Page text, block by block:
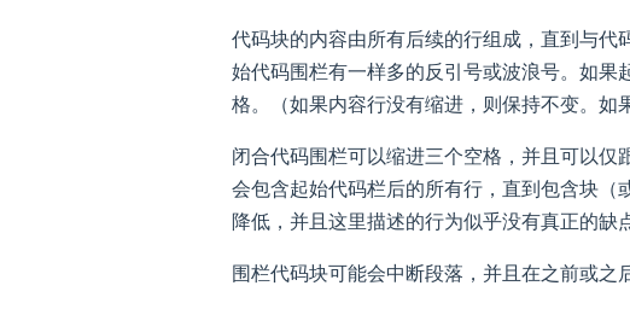
代码块的内容由所有后续的行组成，直到与
始代码围栏有一样多的反引号或波浪号。如
格。（如果内容行没有缩进，则保持不变。如
闭合代码围栏可以缩进三个空格，并且可以
会包含起始代码栏后的所有行，直到包含块
降低，并且这里描述的行为似乎没有真正的缺
围栏代码块可能会中断段落，并且在之前或之